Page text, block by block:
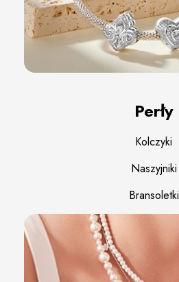
Perły
Kolczyki
Naszyjniki
Bransoletki